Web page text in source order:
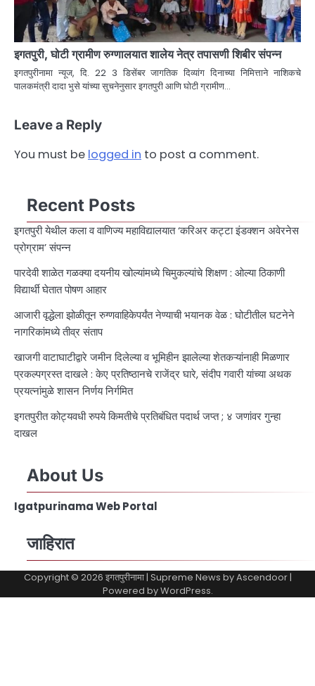
इगतपुरी, घोटी ग्रामीण रुग्णालयात शालेय नेत्र तपासणी शिबीर संपन्न
इगतपुरीनामा न्यूज, दि. 22 3 डिसेंबर जागतिक दिव्यांग दिनाच्या निमित्ताने नाशिकचे
पालकमंत्री दादा भुसे यांच्या सुचनेनुसार इगतपुरी आणि घोटी ग्रामीण…
Leave a Reply
You must be logged in to post a comment.
Recent Posts
इगतपुरी येथील कला व वाणिज्य महाविद्यालयात ‘करिअर कट्टा इंडक्शन अवेरनेस
प्रोग्राम’ संपन्न
पारदेवी शाळेत गळक्या दयनीय खोल्यांमध्ये चिमुकल्यांचे शिक्षण : ओल्या ठिकाणी
विद्यार्थी घेतात पोषण आहार
आजारी वृद्धेला झोळीतून रुग्णवाहिकेपर्यंत नेण्याची भयानक वेळ : घोटीतील घटनेने
नागरिकांमध्ये तीव्र संताप
खाजगी वाटाघाटीद्वारे जमीन दिलेल्या व भूमिहीन झालेल्या शेतकऱ्यांनाही मिळणार
प्रकल्पग्रस्त दाखले : केए प्रतिष्ठानचे राजेंद्र घारे, संदीप गवारी यांच्या अथक
प्रयत्नांमुळे शासन निर्णय निर्गमित
इगतपुरीत कोट्यवधी रुपये किमतीचे प्रतिबंधित पदार्थ जप्त ; ४ जणांवर गुन्हा
दाखल
About Us
Igatpurinama Web Portal
जाहिरात
Copyright © 2026 इगतपुरीनामा| Supreme News byAscendoor|
Powered byWordPress.